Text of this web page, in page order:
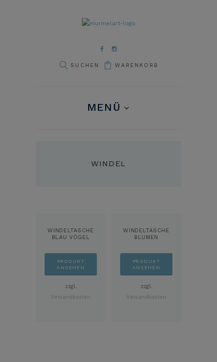
WARENKORB
MENÜ
WINDEL
WINDELTASCHE
BLAU VÖGEL
PRODUKT
ANSEHEN
zzgl.
Versandkosten
WINDELTASCHE
BLUMEN
PRODUKT
ANSEHEN
zzgl.
Versandkosten